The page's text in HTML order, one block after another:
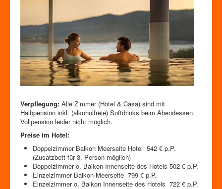
Verpflegung: Alle Zimmer (Hotel & Casa) sind mit
Halbpension inkl. (alkoholfreie) Softdrinks beim Abendessen.
Vollpension leider nicht möglich.
Preise im Hotel:
Doppelzimmer Balkon Meerseite Hotel 542 € p.P.
(Zusatzbett für 3. Person möglich)
Doppelzimmer o. Balkon Innenseite des Hotels 502 € p.P.
Einzelzimmer Balkon Meerseite 799 € p.P.
Einzelzimmer o. Balkon Innenseite des Hotels 722 € p.P.